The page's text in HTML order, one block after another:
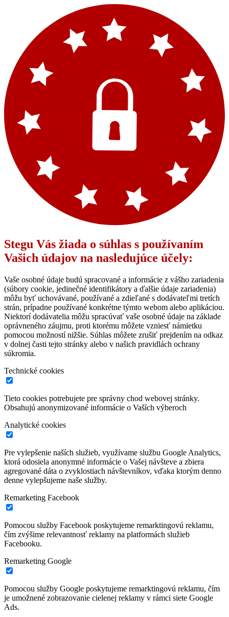
Stegu Vás žiada o súhlas s používaním
Vašich údajov na nasledujúce účely:
Vaše osobné údaje budú spracované a informácie z vášho zariadenia
(súbory cookie, jedinečné identifikátory a ďalšie údaje zariadenia)
môžu byť uchovávané, používané a zdieľané s dodávateľmi tretích
strán, prípadne používané konkrétne týmto webom alebo aplikáciou.
Niektorí dodávatelia môžu spracúvať vaše osobné údaje na základe
oprávneného záujmu, proti ktorému môžete vzniesť námietku
pomocou možností nižšie. Súhlas môžete zrušiť prejdením na odkaz
v dolnej časti tejto stránky alebo v našich pravidlách ochrany
súkromia.
Technické cookies
Tieto cookies potrebujete pre správny chod webovej stránky.
Obsahujú anonymizované informácie o Vaších výberoch
Analytické cookies
Pre vylepšenie naších služieb, využívame službu Google Analytics,
ktorá odosiela anonymné informácie o Vašej návšteve a zbiera
agregované dáta o zvyklostiach návštevníkov, vďaka ktorým denno
denne vylepšujeme naše služby.
Remarketing Facebook
Pomocou služby Facebook poskytujeme remarktingovú reklamu,
čím zvýšime relevantnosť reklamy na platformách služieb
Facebooku.
Remarketing Google
Pomocou služby Google poskytujeme remarktingovú reklamu, čím
je umožnené zobrazovanie cielenej reklamy v rámci siete Google
Ads.